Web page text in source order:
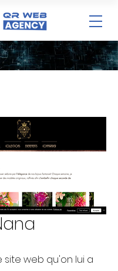
site web qu'on lui a